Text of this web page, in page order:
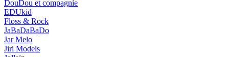
DouDou et compagnie
EDUkid
Floss & Rock
JaBaDaBaDo
Jar Melo
Jiri Models